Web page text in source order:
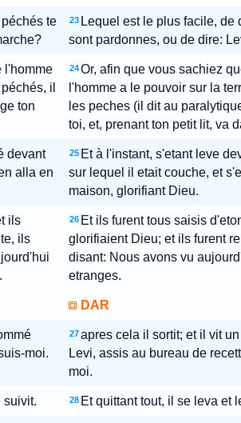
te
23 Lequel est le plus facile, de
sont pardonnes, ou de dire:
l'homme
il
ton
24 Or, afin que vous sachiez
l'homme a le pouvoir sur la
les peches (il dit au
toi, et, prenant ton petit lit, va
devant
alla en
25 Et à l'instant, s'etant leve
sur lequel il etait couche, et
maison, glorifiant Dieu.
ils
ils
26 Et ils furent tous saisis
glorifiaient Dieu; et ils furent
disant: Nous avons vu
etranges.
DAR
moi.
27 apres cela il sortit; et il vit
Levi, assis au bureau de
moi.
suivit. 28 Et quittant tout, il se leva et